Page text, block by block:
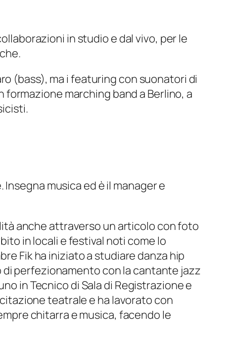
in studio e dal vivo, per le
(bass), ma i featuring con suonatori di
marching band a Berlino, a
musica ed è il manager e
anche attraverso un articolo con foto
in locali e festival noti come lo
Fik ha iniziato a studiare danza hip
perfezionamento con la cantante jazz
in Tecnico di Sala di Registrazione e
teatrale e ha lavorato con
chitarra e musica, facendo le